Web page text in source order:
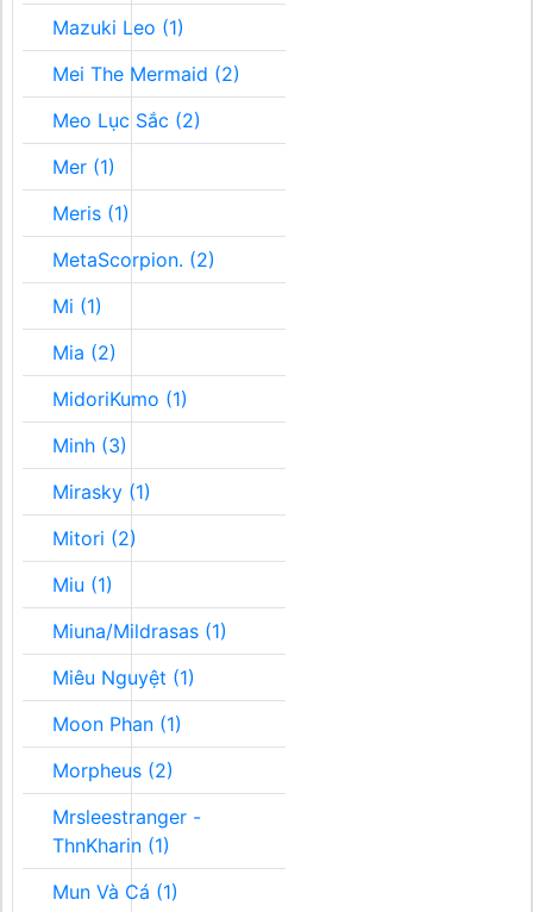
Mazuki Leo (1)
Mei The Mermaid (2)
Meo Lục Sắc (2)
Mer (1)
Meris (1)
MetaScorpion. (2)
Mi (1)
Mia (2)
MidoriKumo (1)
Minh (3)
Mirasky (1)
Mitori (2)
Miu (1)
Miuna/Mildrasas (1)
Miêu Nguyệt (1)
Moon Phan (1)
Morpheus (2)
Mrsleestranger -
ThnKharin (1)
Mun Và Cá (1)